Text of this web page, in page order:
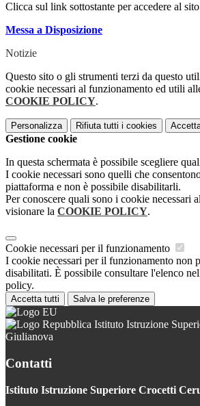
Clicca sul link sottostante per accedere al
Messa a Disposizione
Notizie
Questo sito o gli strumenti terzi da questo
cookie necessari al funzionamento ed utili
COOKIE POLICY.
Personalizza Rifiuta tutti i cookies
Gestione cookie
In questa schermata è possibile scegliere
I cookie necessari sono quelli che
piattaforma e non è possibile disabilitarli.
Per conoscere quali sono i cookie necessari
visionare la COOKIE POLICY.
Cookie necessari per il funzionamento
I cookie necessari per il funzionamento non
disabilitati. È possibile consultare l'elenco
policy.
Accetta tutti Salva le preferenze
Istituto Istruzione
Giulianova
Contatti
Istituto Istruzione Superiore Crocetti